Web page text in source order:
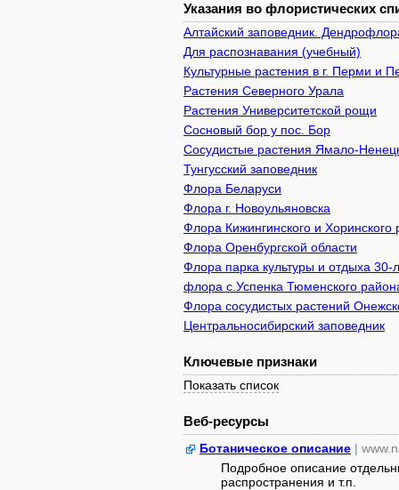
Указания во флористических
Алтайский заповедник.
Для распознавания (учебный)
Культурные растения в г. Перми и
Растения Северного Урала
Растения Университетской рощи
Сосновый бор у пос. Бор
Сосудистые растения Ямало-
Тунгусский заповедник
Флора Беларуси
Флора г. Новоульяновска
Флора Кижингинского и Хоринского
Флора Оренбургской области
Флора парка культуры и отдыха
флора с.Успенка Тюменского
Флора сосудистых растений
Центральносибирский заповедник
Ключевые признаки
Показать список
Веб-ресурсы
Ботаническое описание |
Подробное описание
распространения и т.п.